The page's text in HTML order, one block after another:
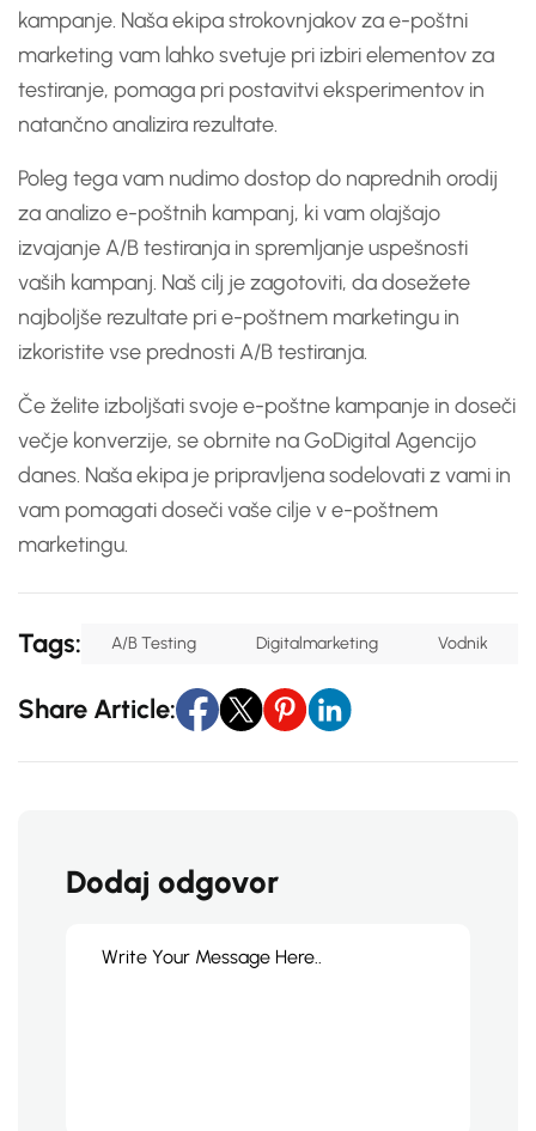
kampanje. Naša ekipa strokovnjakov za e-poštni
marketing vam lahko svetuje pri izbiri elementov za
testiranje, pomaga pri postavitvi eksperimentov in
natančno analizira rezultate.
Poleg tega vam nudimo dostop do naprednih orodij
za analizo e-poštnih kampanj, ki vam olajšajo
izvajanje A/B testiranja in spremljanje uspešnosti
vaših kampanj. Naš cilj je zagotoviti, da dosežete
najboljše rezultate pri e-poštnem marketingu in
izkoristite vse prednosti A/B testiranja.
Če želite izboljšati svoje e-poštne kampanje in doseči
večje konverzije, se obrnite na GoDigital Agencijo
danes. Naša ekipa je pripravljena sodelovati z vami in
vam pomagati doseči vaše cilje v e-poštnem
marketingu.
Tags: A/b Testing Digitalmarketing Vodnik
Share Article:
Dodaj odgovor